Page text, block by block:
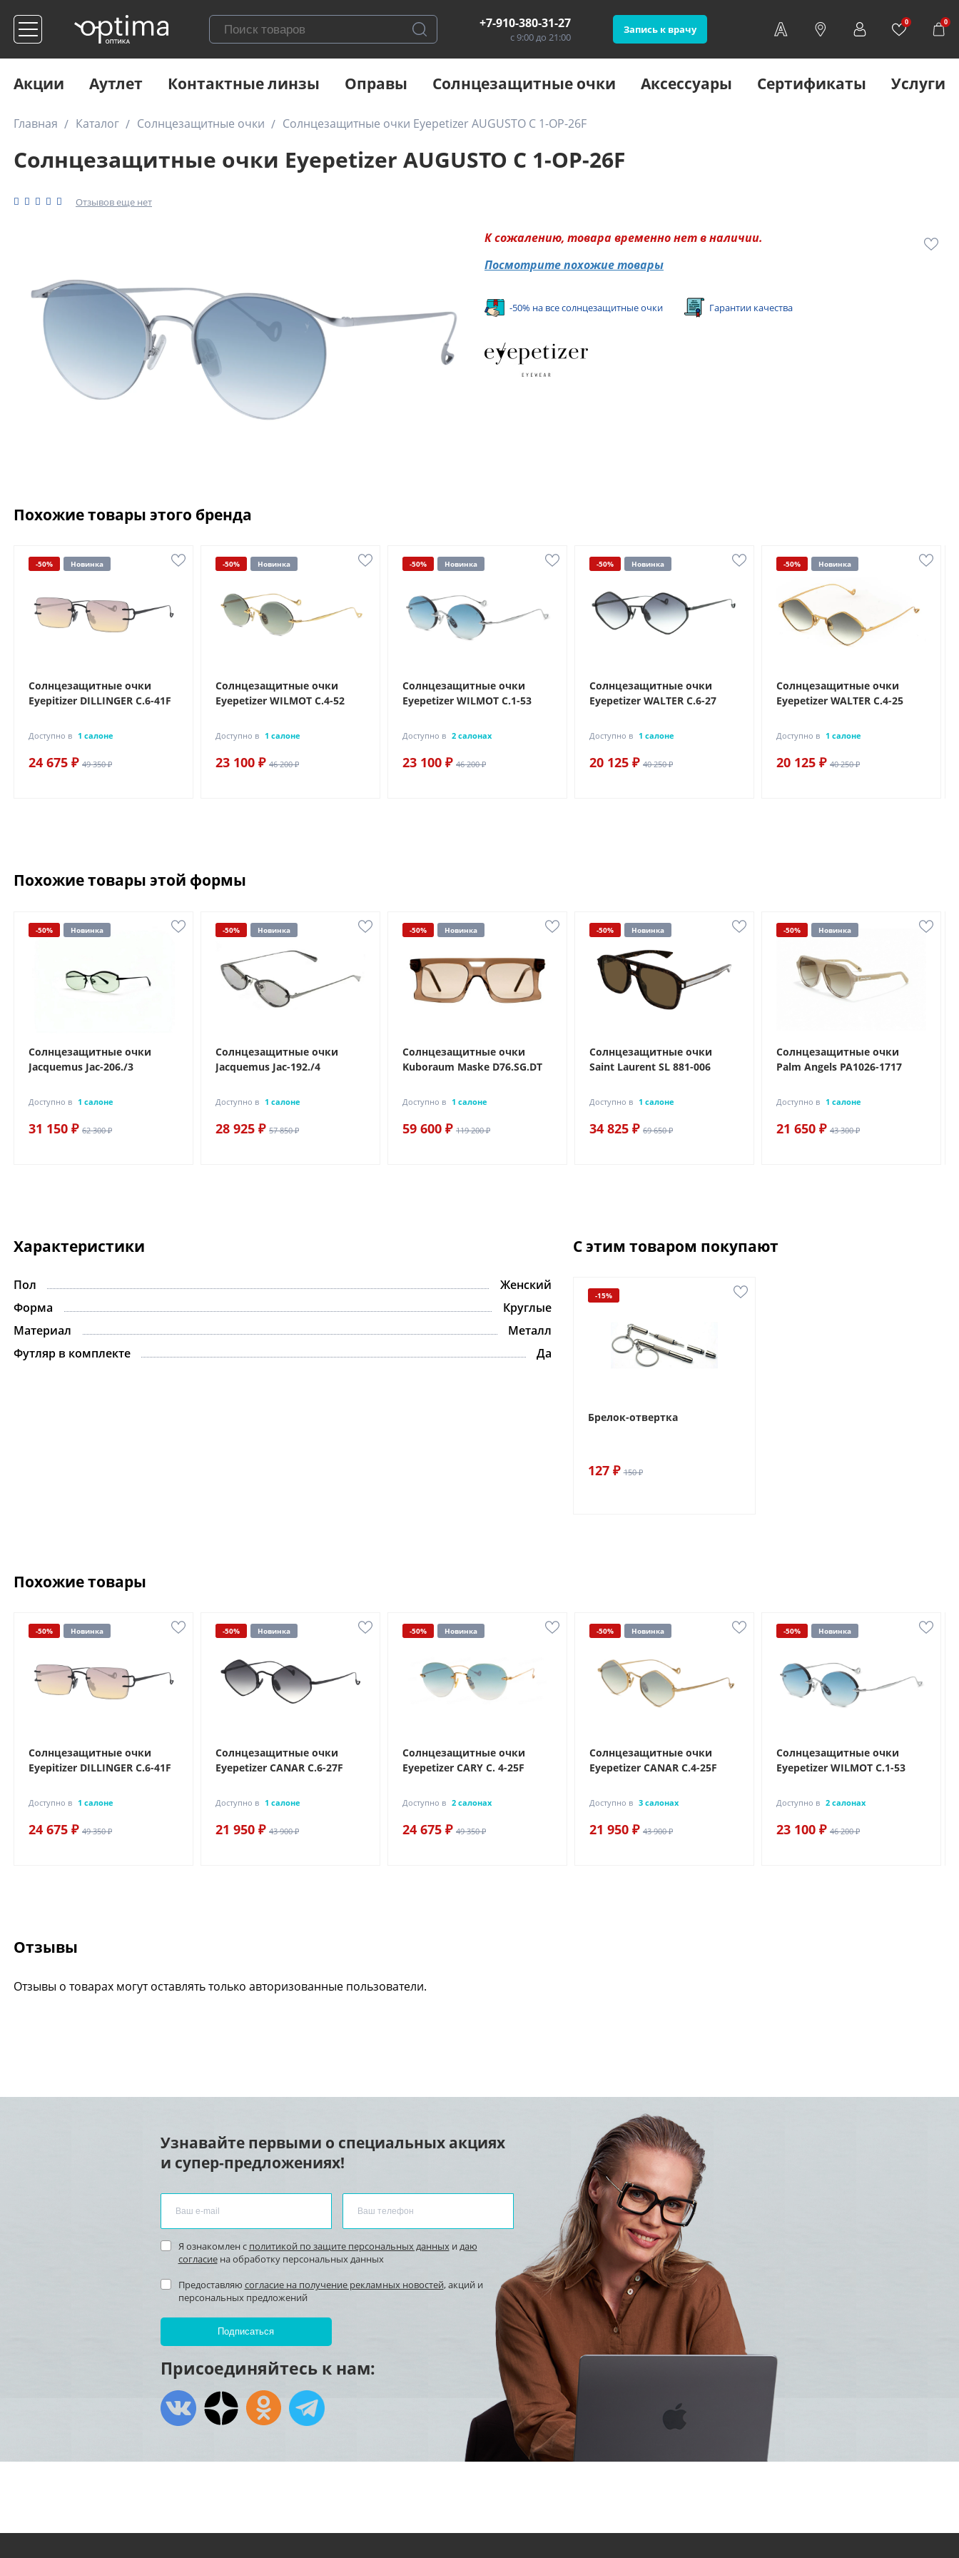
+7-910-380-31-27
с 9:00 до 21:00
Запись к врачу
0 0
Акции Аутлет Контактные линзы Оправы Солнцезащитные очки Аксессуары Сертификаты Услуги
Главная Каталог Солнцезащитные очки Солнцезащитные очки Eyepetizer AUGUSTO C 1-OP-26F
Солнцезащитные очки Eyepetizer AUGUSTO C 1-OP-26F
Отзывов еще нет
К сожалению, товара временно нет в наличии.
Посмотрите похожие товары
-50% на все солнцезащитные очки Гарантии качества
Похожие товары этого бренда
-50% Новинка
Солнцезащитные очки
Eyepitizer DILLINGER C.6-41F
Доступно в 1 салоне
24 675 ₽ 49 350 ₽
-50% Новинка
Солнцезащитные очки
Eyepetizer WILMOT C.4-52
Доступно в 1 салоне
23 100 ₽ 46 200 ₽
-50% Новинка
Солнцезащитные очки
Eyepetizer WILMOT C.1-53
Доступно в 2 салонах
23 100 ₽ 46 200 ₽
-50% Новинка
Солнцезащитные очки
Eyepetizer WALTER C.6-27
Доступно в 1 салоне
20 125 ₽ 40 250 ₽
-50% Новинка
Солнцезащитные очки
Eyepetizer WALTER C.4-25
Доступно в 1 салоне
20 125 ₽ 40 250 ₽
Похожие товары этой формы
-50% Новинка
Солнцезащитные очки
Jacquemus Jac-206./3
Доступно в 1 салоне
31 150 ₽ 62 300 ₽
-50% Новинка
Солнцезащитные очки
Jacquemus Jac-192./4
Доступно в 1 салоне
28 925 ₽ 57 850 ₽
-50% Новинка
Солнцезащитные очки
Kuboraum Maske D76.SG.DT
Доступно в 1 салоне
59 600 ₽ 119 200 ₽
-50% Новинка
Солнцезащитные очки
Saint Laurent SL 881-006
Доступно в 1 салоне
34 825 ₽ 69 650 ₽
-50% Новинка
Солнцезащитные очки
Palm Angels PA1026-1717
Доступно в 1 салоне
21 650 ₽ 43 300 ₽
Характеристики
Пол
Женский
Форма
Круглые
Материал
Металл
Футляр в комплекте
Да
С этим товаром покупают
-15%
Брелок-отвертка
127 ₽ 150 ₽
Похожие товары
-50% Новинка
Солнцезащитные очки
Eyepitizer DILLINGER C.6-41F
Доступно в 1 салоне
24 675 ₽ 49 350 ₽
-50% Новинка
Солнцезащитные очки
Eyepetizer CANAR C.6-27F
Доступно в 1 салоне
21 950 ₽ 43 900 ₽
-50% Новинка
Солнцезащитные очки
Eyepetizer CARY C. 4-25F
Доступно в 2 салонах
24 675 ₽ 49 350 ₽
-50% Новинка
Солнцезащитные очки
Eyepetizer CANAR C.4-25F
Доступно в 3 салонах
21 950 ₽ 43 900 ₽
-50% Новинка
Солнцезащитные очки
Eyepetizer WILMOT C.1-53
Доступно в 2 салонах
23 100 ₽ 46 200 ₽
Отзывы
Отзывы о товарах могут оставлять только авторизованные пользователи.
Узнавайте первыми о специальных акциях
и супер-предложениях!
Я ознакомлен с политикой по защите персональных данныхи даю
согласиена обработку персональных данных
Предоставляю согласие на получение рекламных новостей, акций и
персональных предложений
Присоединяйтесь к нам: